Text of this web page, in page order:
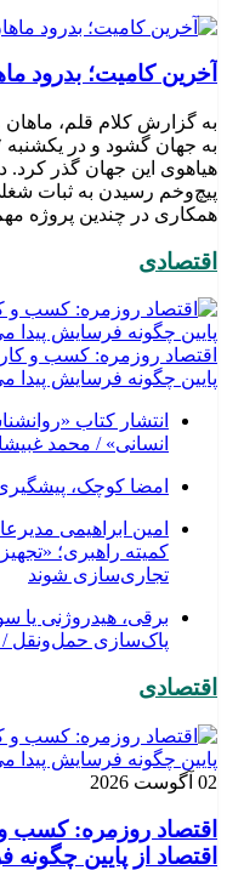
​آخرین کامیت؛ بدرود
هیاهوی این جهان گذر کرد.
پیچ‌وخم رسیدن به ثبات
همکاری در چندین پروژه
اقتصادی
اقتصاد روزمره: کسب‌ و
پایین چگونه فرسایش پیدا
انتشار کتاب
انسانی» / محمد
امضا کوچک،
امین ابراهیمی
کمیته راهبری؛
تجاری‌سازی شوند
برقی، هیدروژنی یا
پاک‌سازی حمل‌ونقل
اقتصادی
02 آگوست 2026
اقتصاد روزمره: کسب‌
اقتصاد از پایین